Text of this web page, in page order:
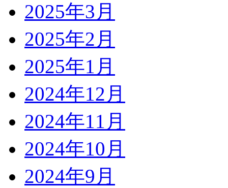
2025年3月
2025年2月
2025年1月
2024年12月
2024年11月
2024年10月
2024年9月